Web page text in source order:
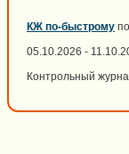
КЖ по-быстрому
05.10.2026 -
Контрольный